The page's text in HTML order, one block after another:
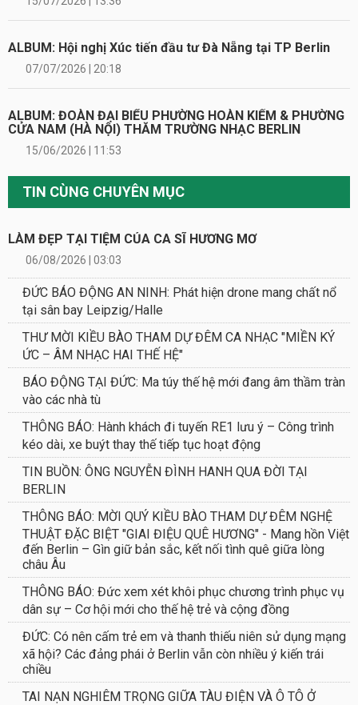
ALBUM: Hội nghị Xúc tiến đầu tư Đà Nẵng tại TP Berlin
07/07/2026 | 20:18
ALBUM: ĐOÀN ĐẠI BIỂU PHƯỜNG HOÀN KIẾM & PHƯỜNG
CỬA NAM (HÀ NỘI) THĂM TRƯỜNG NHẠC BERLIN
15/06/2026 | 11:53
TIN CÙNG CHUYÊN MỤC
LÀM ĐẸP TẠI TIỆM CỦA CA SĨ HƯƠNG MƠ
06/08/2026 | 03:03
ĐỨC BÁO ĐỘNG AN NINH: Phát hiện drone mang chất nổ
tại sân bay Leipzig/Halle
THƯ MỜI KIỀU BÀO THAM DỰ ĐÊM CA NHẠC "MIỀN KÝ
ỨC – ÂM NHẠC HAI THẾ HỆ"
BÁO ĐỘNG TẠI ĐỨC: Ma túy thế hệ mới đang âm thầm tràn
vào các nhà tù
THÔNG BÁO: Hành khách đi tuyến RE1 lưu ý – Công trình
kéo dài, xe buýt thay thế tiếp tục hoạt động
TIN BUỒN: ÔNG NGUYỄN ĐÌNH HANH QUA ĐỜI TẠI
BERLIN
THÔNG BÁO: MỜI QUÝ KIỀU BÀO THAM DỰ ĐÊM NGHỆ
THUẬT ĐẶC BIỆT "GIAI ĐIỆU QUÊ HƯƠNG" - Mang hồn Việt
đến Berlin – Gìn giữ bản sắc, kết nối tình quê giữa lòng
châu Âu
THÔNG BÁO: Đức xem xét khôi phục chương trình phục vụ
dân sự – Cơ hội mới cho thế hệ trẻ và cộng đồng
ĐỨC: Có nên cấm trẻ em và thanh thiếu niên sử dụng mạng
xã hội? Các đảng phái ở Berlin vẫn còn nhiều ý kiến trái
chiều
TAI NẠN NGHIÊM TRỌNG GIỮA TÀU ĐIỆN VÀ Ô TÔ Ở